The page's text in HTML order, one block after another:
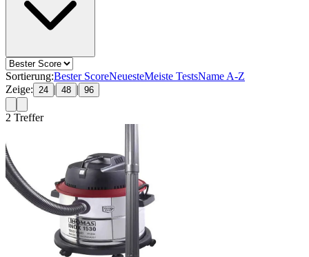
Sortierung:Bester ScoreNeuesteMeiste TestsName A-Z
Zeige:
24 | 48 | 96
2 Treffer